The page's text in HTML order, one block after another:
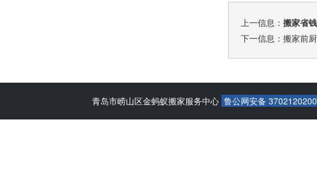
上一信息： 搬家省
下一信息： 搬家前
青岛市崂山区金蚂蚁搬家服务中心 鲁公网安备